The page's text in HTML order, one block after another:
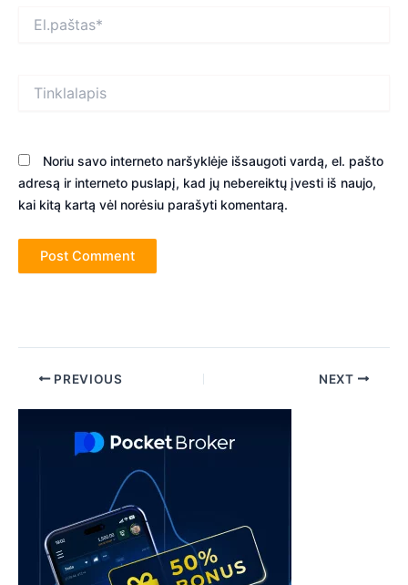
Noriu savo interneto naršyklėje išsaugoti vardą, el. pašto
adresą ir interneto puslapį, kad jų nebereiktų įvesti iš naujo,
kai kitą kartą vėl norėsiu parašyti komentarą.
Post PREVIOUS NEXT